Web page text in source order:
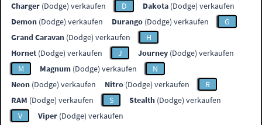
Charger (Dodge) verkaufen D Dakota (Dodge) verkaufen
Demon (Dodge) verkaufen Durango (Dodge) verkaufen
G
Grand Caravan (Dodge) verkaufen
H
Hornet (Dodge) verkaufen J Journey (Dodge) verkaufen
M
Magnum (Dodge) verkaufen
N
Neon (Dodge) verkaufen Nitro (Dodge) verkaufen
R
RAM (Dodge) verkaufen S Stealth (Dodge) verkaufen
V
Viper (Dodge) verkaufen